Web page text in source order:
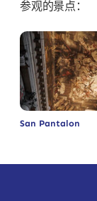
参观的景点：
San Pantalon